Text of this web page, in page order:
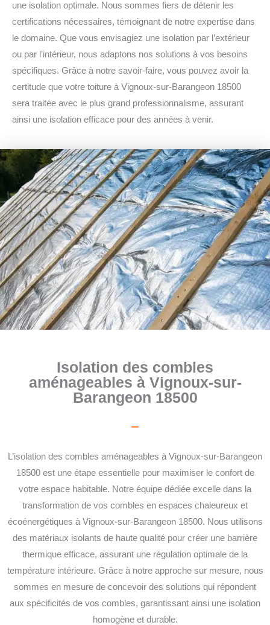
une isolation optimale. Nous sommes fiers de détenir les
certifications nécessaires, témoignant de notre expertise dans
le domaine. Que vous envisagiez une isolation par l’extérieur
ou par l’intérieur, nous adaptons nos solutions à vos besoins
spécifiques. Grâce à notre savoir-faire, vous pouvez avoir la
certitude que votre toiture à Vignoux-sur-Barangeon 18500
sera traitée avec le plus grand professionnalisme, assurant
ainsi une isolation efficace pour des années à venir.
Isolation des combles
aménageables à Vignoux-sur-
Barangeon 18500
L’isolation des combles aménageables à Vignoux-sur-Barangeon
18500 est une étape essentielle pour maximiser le confort de
votre espace habitable. Notre équipe dédiée excelle dans la
transformation de vos combles en espaces chaleureux et
écoénergétiques à Vignoux-sur-Barangeon 18500. Nous utilisons
des matériaux isolants de haute qualité pour créer une barrière
thermique efficace, assurant une régulation optimale de la
température intérieure. Grâce à notre approche sur mesure, nous
sommes en mesure de concevoir des solutions qui répondent
aux spécificités de vos combles, garantissant ainsi une isolation
homogène et durable.